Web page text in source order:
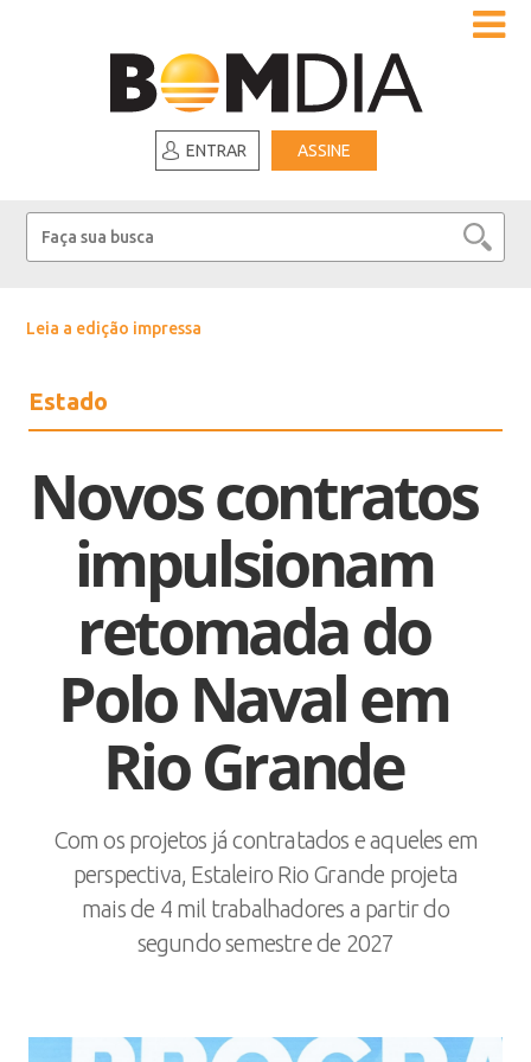
ENTRAR ASSINE
Leia a edição impressa
Estado
Novos contratos
impulsionam
retomada do
Polo Naval em
Rio Grande
Com os projetos já contratados e aqueles em
perspectiva, Estaleiro Rio Grande projeta
mais de 4 mil trabalhadores a partir do
segundo semestre de 2027